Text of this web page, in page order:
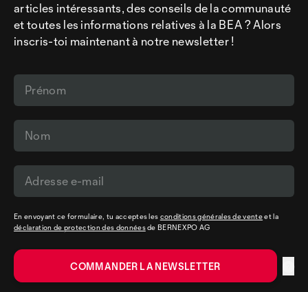
articles intéressants, des conseils de la communauté
et toutes les informations relatives à la BEA ? Alors
inscris-toi maintenant à notre newsletter !
En envoyant ce formulaire, tu acceptes les conditions générales de venteet la
déclaration de protection des donnéesde BERNEXPO AG